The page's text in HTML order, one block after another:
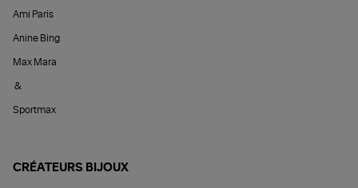
Ami Paris
Anine Bing
Max Mara
&
Sportmax
CRÉATEURS BIJOUX